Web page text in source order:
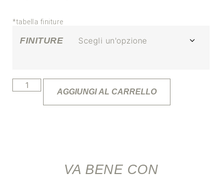
*tabella finiture
FINITURE
AGGIUNGI AL CARRELLO
VA BENE CON